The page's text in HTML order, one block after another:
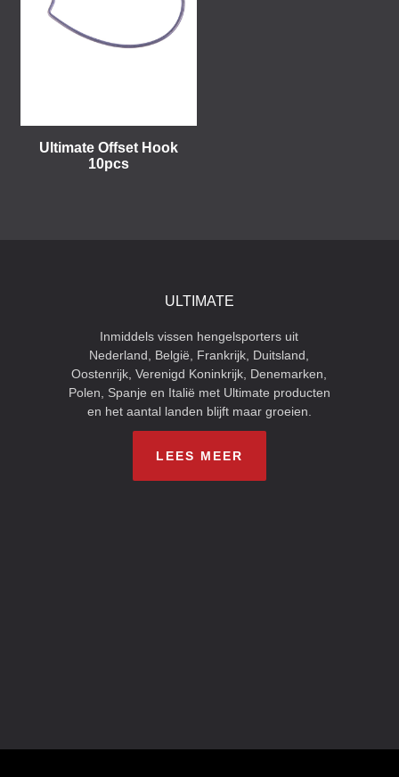
Ultimate Offset Hook
10pcs
ULTIMATE
Inmiddels vissen hengelsporters uit
Nederland, België, Frankrijk, Duitsland,
Oostenrijk, Verenigd Koninkrijk, Denemarken,
Polen, Spanje en Italië met Ultimate producten
en het aantal landen blijft maar groeien.
LEES MEER